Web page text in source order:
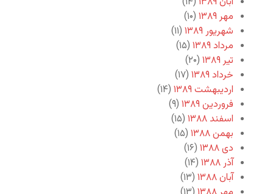
مهر ۱۳۸۹
(۱۰)
شهریور ۱۳۸۹
(۱۱)
مرداد ۱۳۸۹
(۱۵)
تیر ۱۳۸۹
(۲۰)
خرداد ۱۳۸۹
(۱۷)
اردیبهشت ۱۳۸۹
(۱۴)
فروردین ۱۳۸۹
(۹)
اسفند ۱۳۸۸
(۱۵)
بهمن ۱۳۸۸
(۱۵)
دی ۱۳۸۸
(۱۶)
آذر ۱۳۸۸
(۱۴)
آبان ۱۳۸۸
(۱۳)